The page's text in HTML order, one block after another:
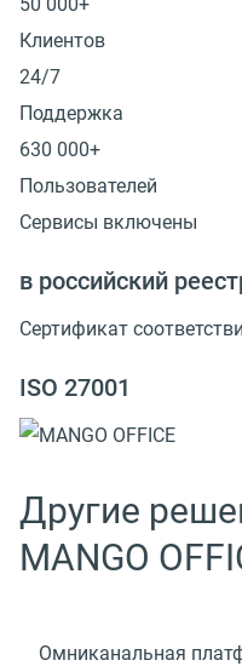
Клиентов
24/7
Поддержка
630 000+
Пользователей
Сервисы включены
в российский
Сертификат
ISO 27001
Другие
MANGO
Омниканальная